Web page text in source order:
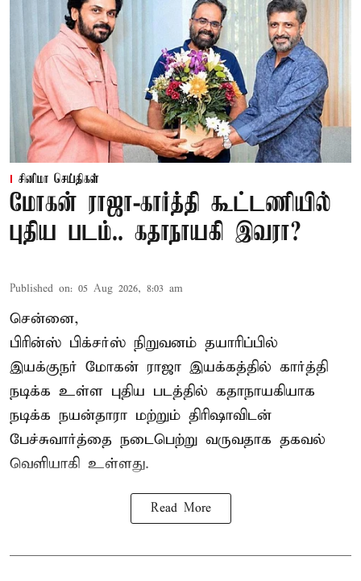
சினிமா செய்திகள்
மோகன் ராஜா-கார்த்தி கூட்டணியில்
புதிய படம்.. கதாநாயகி இவரா?
Published on: 05 Aug 2026, 8:03 am
சென்னை,
பிரின்ஸ் பிக்சர்ஸ் நிறுவனம் தயாரிப்பில்
இயக்குநர் மோகன் ராஜா இயக்கத்தில் கார்த்தி
நடிக்க உள்ள புதிய படத்தில் கதாநாயகியாக
நடிக்க நயன்தாரா மற்றும் திரிஷாவிடன்
பேச்சுவார்த்தை நடைபெற்று வருவதாக தகவல்
வெளியாகி உள்ளது.
Read More